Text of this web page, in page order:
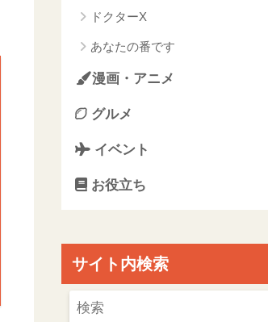
ドクターX
あなたの番です
漫画・アニメ
グルメ
イベント
お役立ち
サイト内検索